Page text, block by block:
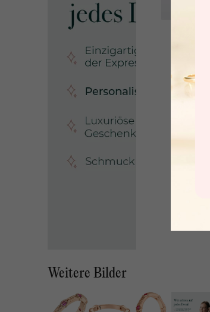
Weitere Bilder